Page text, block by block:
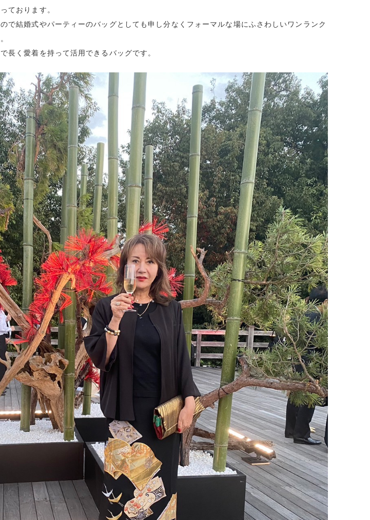
ております。
で結婚式やパーティーのバッグとしても申し分なくフォーマルな場にふさわしいワンランク
長く愛着を持って活用できるバッグです。